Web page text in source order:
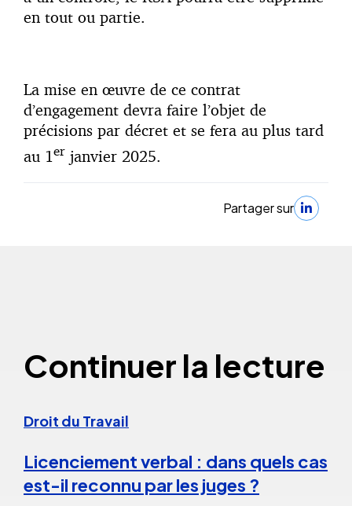
en tout ou partie.
La mise en œuvre de ce contrat
d’engagement devra faire l’objet de
précisions par décret et se fera au plus tard
au 1 er janvier 2025.
Partager sur
Continuer la lecture
Droit du Travail
Licenciement verbal : dans quels cas
est-il reconnu par les juges ?